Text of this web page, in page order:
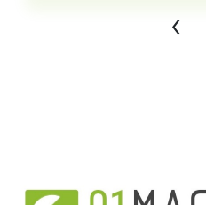
‹